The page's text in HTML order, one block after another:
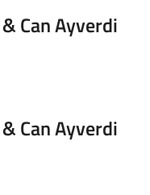
Can Ayverdi
Can Ayverdi